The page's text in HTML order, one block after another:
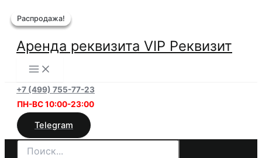
содержимому
Аренда реквизита VIP Реквизит
+7 (499) 755-77-23
ПН-ВС 10:00-23:00
Telegram
Поиск
товаров
Распродажа!
Распродажа!
Распродажа!